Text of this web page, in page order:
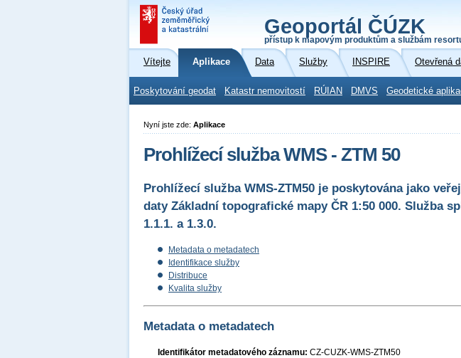
Geoportál ČÚZK
přístup k mapovým produktům a službám
Vítejte Aplikace Data Služby INSPIRE Otevřená
Poskytování geodat Katastr nemovitostí RÚIAN DMVS Geodetické
Nyní jste zde: Aplikace
Prohlížecí služba WMS - ZTM 50
Prohlížecí služba WMS-ZTM50 je poskytována jako
daty Základní topografické mapy ČR 1:50 000. Služba
1.1.1. a 1.3.0.
Metadata o metadatech
Identifikace služby
Distribuce
Kvalita služby
Metadata o metadatech
Identifikátor metadatového záznamu: CZ-CUZK-WMS-ZTM50